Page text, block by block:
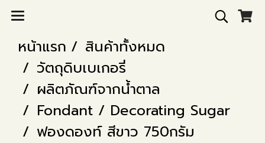
หน้าแรก
สินค้าทั้งหมด
วัตถุดิบเบเกอรี่
ผลิตภัณฑ์จากน้ำตาล
Fondant / Decorating Sugar
ฟองดองท์ สีขาว 750กรัม